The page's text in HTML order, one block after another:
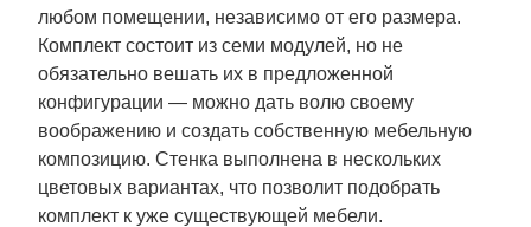
любом помещении, независимо от его размера.
Комплект состоит из семи модулей, но не
обязательно вешать их в предложенной
конфигурации — можно дать волю своему
воображению и создать собственную мебельную
композицию. Стенка выполнена в нескольких
цветовых вариантах, что позволит подобрать
комплект к уже существующей мебели.